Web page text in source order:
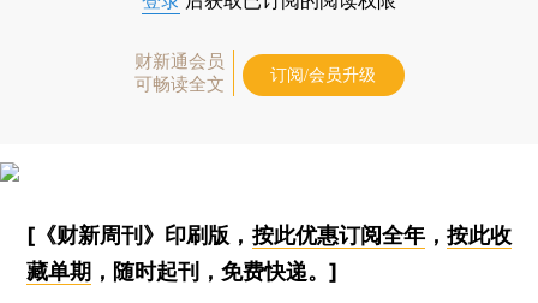
财新通会员
可畅读全文
订阅/会员升级
[《财新周刊》印刷版， 按此优惠订阅全年， 按此收
藏单期 ，随时起刊，免费快递。]